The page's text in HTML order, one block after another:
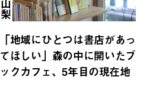
山梨
「地域にひとつは書店があっ
てほしい」森の中に開いたブ
ックカフェ、5年目の現在地